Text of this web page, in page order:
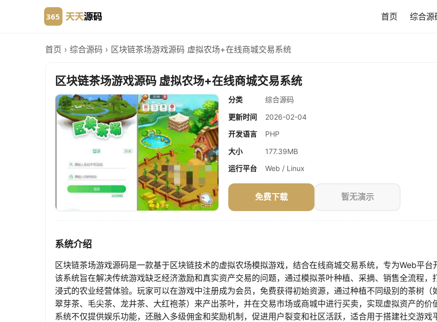
首页 综合源
首页 › 综合源码 › 区块链茶场游戏源码 虚拟农场+在线商城交易系统
区块链茶场游戏源码 虚拟农场+在线商城交易系统
分类
综合源码
更新时间
2026-02-04
开发语言
PHP
大小
177.39MB
运行平台
Web / Linux
免费下载 暂无演示
系统介绍
区块链茶场游戏源码是一款基于区块链技术的虚拟农场模拟游戏，结合在线商城交易系统，专为Web平台
该系统旨在解决传统游戏缺乏经济激励和真实资产交易的问题，通过模拟茶叶种植、采摘、销售全流程，
浸式的农业经营体验。玩家可以在游戏中注册成为会员，免费获得初始资源，通过种植不同级别的茶树（
翠芽茶、毛尖茶、龙井茶、大红袍茶）来产出茶叶，并在交易市场或商城中进行买卖，实现虚拟资产的价
系统不仅提供娱乐功能，还融入多级佣金和奖励机制，促进用户裂变和社区活跃，适合用于搭建社交游戏